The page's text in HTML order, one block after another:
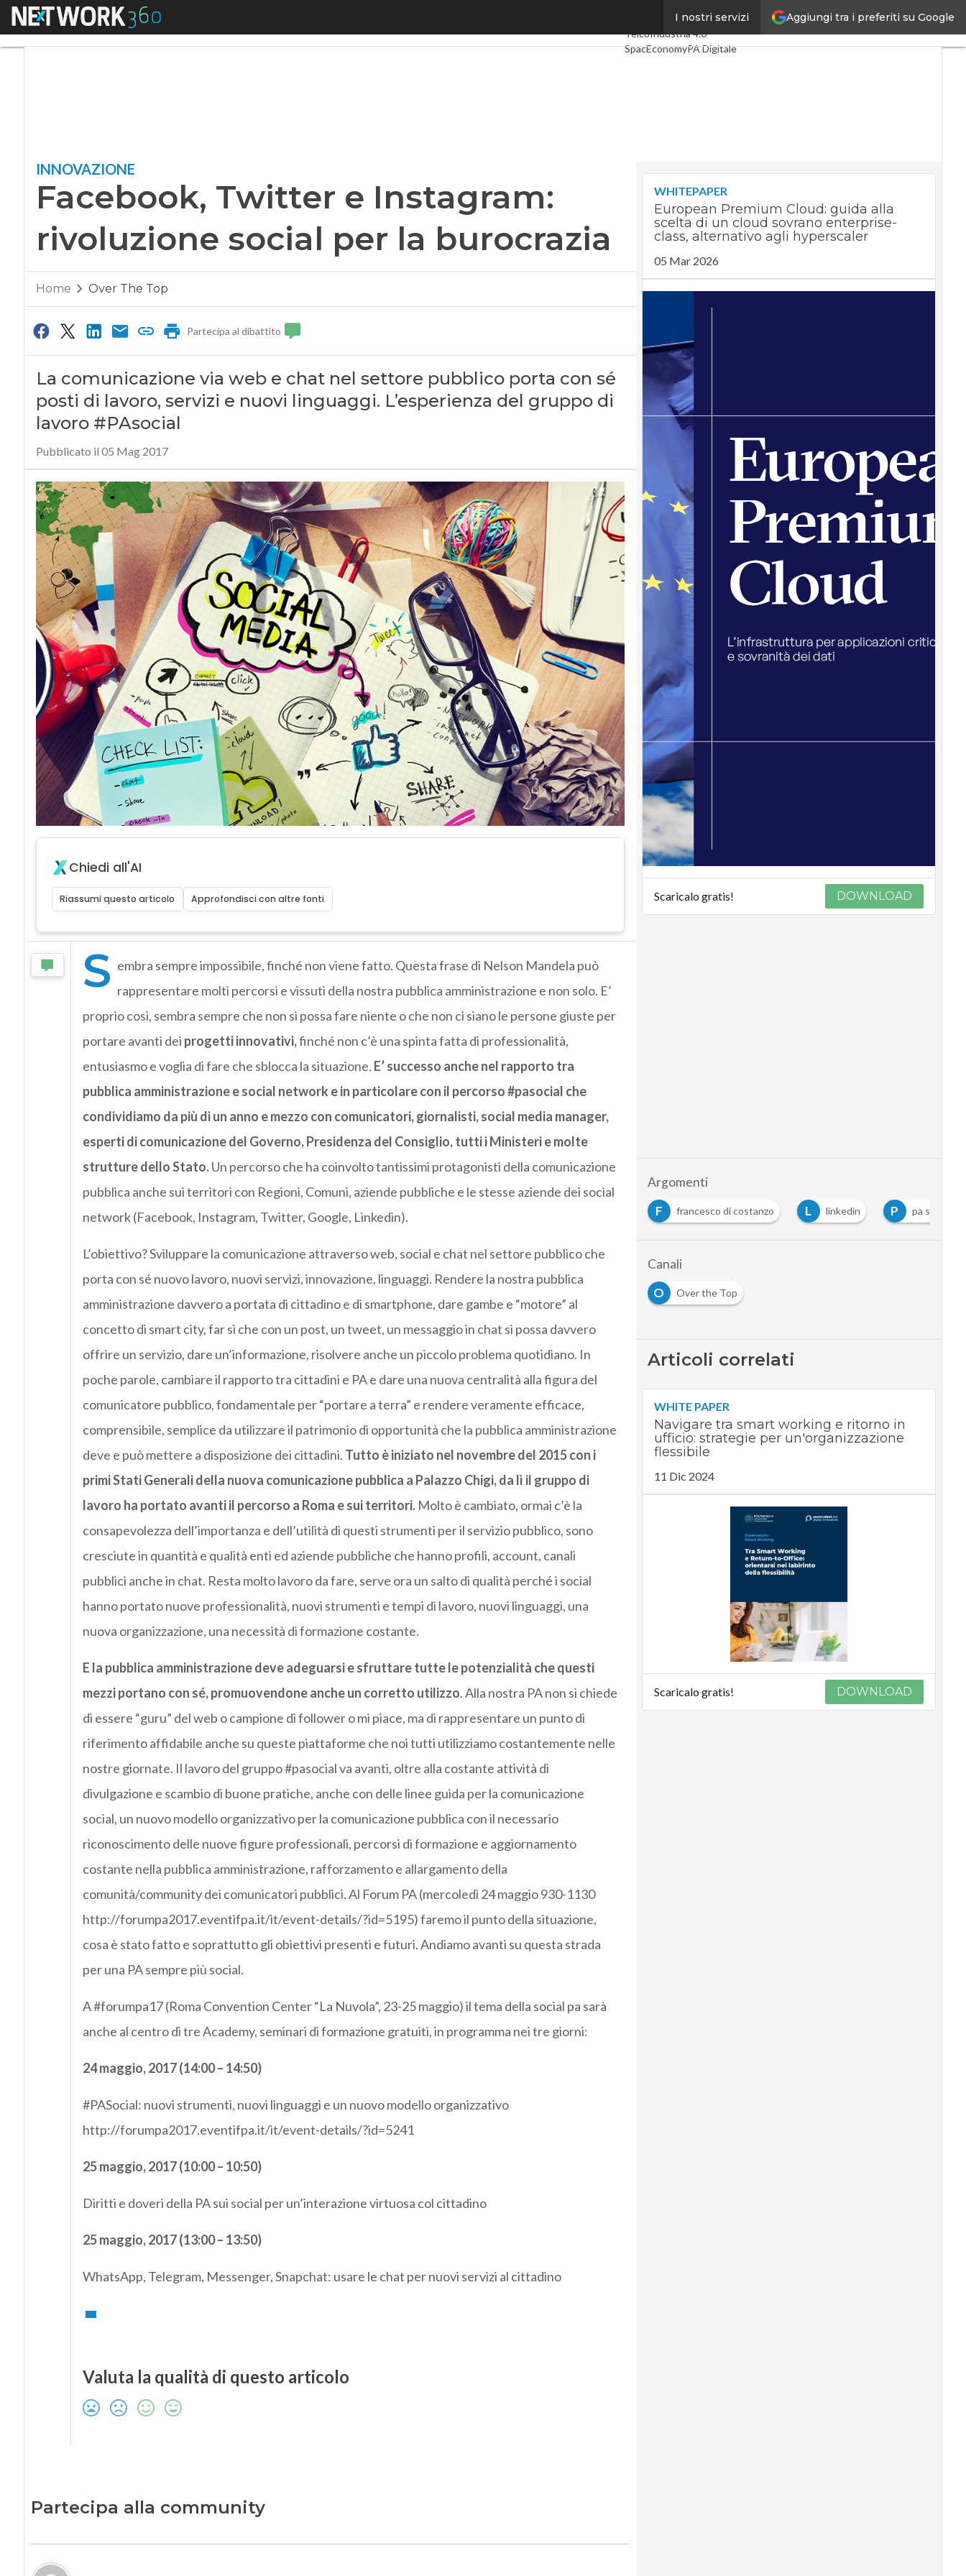
Aggiungi tra i preferiti su Google
I nostri servizi
Menu Ultimi articoliDigital Economy
TelcoIndustria 4.0
SpacEconomyPA Digitale
INNOVAZIONE
Facebook, Twitter e Instagram:
rivoluzione social per la burocrazia
Home Over The Top
Partecipa al dibattito
La comunicazione via web e chat nel settore pubblico porta con sé
posti di lavoro, servizi e nuovi linguaggi. L’esperienza del gruppo di
lavoro #PAsocial
Pubblicato il 05 Mag 2017
Chiedi all'AI
Riassumi questo articolo Approfondisci con altre fonti
S embra sempre impossibile, finché non viene fatto. Questa frase di Nelson Mandela può
rappresentare molti percorsi e vissuti della nostra pubblica amministrazione e non solo. E’
proprio così, sembra sempre che non si possa fare niente o che non ci siano le persone giuste per
portare avanti dei progetti innovativi,finché non c’è una spinta fatta di professionalità,
entusiasmo e voglia di fare che sblocca la situazione. E’ successo anche nel rapporto tra
pubblica amministrazione e social network e in particolare con il percorso #pasocial che
condividiamo da più di un anno e mezzo con comunicatori, giornalisti, social media manager,
esperti di comunicazione del Governo, Presidenza del Consiglio, tutti i Ministeri e molte
strutture dello Stato.Un percorso che ha coinvolto tantissimi protagonisti della comunicazione
pubblica anche sui territori con Regioni, Comuni, aziende pubbliche e le stesse aziende dei social
network (Facebook, Instagram, Twitter, Google, Linkedin).
L’obiettivo? Sviluppare la comunicazione attraverso web, social e chat nel settore pubblico che
porta con sé nuovo lavoro, nuovi servizi, innovazione, linguaggi. Rendere la nostra pubblica
amministrazione davvero a portata di cittadino e di smartphone, dare gambe e “motore” al
concetto di smart city, far sì che con un post, un tweet, un messaggio in chat si possa davvero
offrire un servizio, dare un’informazione, risolvere anche un piccolo problema quotidiano. In
poche parole, cambiare il rapporto tra cittadini e PA e dare una nuova centralità alla figura del
comunicatore pubblico, fondamentale per “portare a terra” e rendere veramente efficace,
comprensibile, semplice da utilizzare il patrimonio di opportunità che la pubblica amministrazione
deve e può mettere a disposizione dei cittadini. Tutto è iniziato nel novembre del 2015 con i
primi Stati Generali della nuova comunicazione pubblica a Palazzo Chigi, da lì il gruppo di
lavoro ha portato avanti il percorso a Roma e sui territori. Molto è cambiato, ormai c’è la
consapevolezza dell’importanza e dell’utilità di questi strumenti per il servizio pubblico, sono
cresciute in quantità e qualità enti ed aziende pubbliche che hanno profili, account, canali
pubblici anche in chat. Resta molto lavoro da fare, serve ora un salto di qualità perché i social
hanno portato nuove professionalità, nuovi strumenti e tempi di lavoro, nuovi linguaggi, una
nuova organizzazione, una necessità di formazione costante.
E la pubblica amministrazione deve adeguarsi e sfruttare tutte le potenzialità che questi
mezzi portano con sé, promuovendone anche un corretto utilizzo. Alla nostra PA non si chiede
di essere “guru” del web o campione di follower o mi piace, ma di rappresentare un punto di
riferimento affidabile anche su queste piattaforme che noi tutti utilizziamo costantemente nelle
nostre giornate. Il lavoro del gruppo #pasocial va avanti, oltre alla costante attività di
divulgazione e scambio di buone pratiche, anche con delle linee guida per la comunicazione
social, un nuovo modello organizzativo per la comunicazione pubblica con il necessario
riconoscimento delle nuove figure professionali, percorsi di formazione e aggiornamento
costante nella pubblica amministrazione, rafforzamento e allargamento della
comunità/community dei comunicatori pubblici. Al Forum PA (mercoledì 24 maggio 930-1130
http://forumpa2017.eventifpa.it/it/event-details/?id=5195) faremo il punto della situazione,
cosa è stato fatto e soprattutto gli obiettivi presenti e futuri. Andiamo avanti su questa strada
per una PA sempre più social.
A #forumpa17 (Roma Convention Center “La Nuvola”, 23-25 maggio) il tema della social pa sarà
anche al centro di tre Academy, seminari di formazione gratuiti, in programma nei tre giorni:
24 maggio, 2017 (14:00 – 14:50)
#PASocial: nuovi strumenti, nuovi linguaggi e un nuovo modello organizzativo
http://forumpa2017.eventifpa.it/it/event-details/?id=5241
25 maggio, 2017 (10:00 – 10:50)
Diritti e doveri della PA sui social per un’interazione virtuosa col cittadino
25 maggio, 2017 (13:00 – 13:50)
WhatsApp, Telegram, Messenger, Snapchat: usare le chat per nuovi servizi al cittadino
Valuta la qualità di questo articolo
Partecipa alla community
WHITEPAPER
European Premium Cloud: guida alla
scelta di un cloud sovrano enterprise-
class, alternativo agli hyperscaler
05 Mar 2026
Scaricalo gratis! DOWNLOAD
Argomenti
F francesco di costanzo L linkedin P pa social
Canali
O
Over the Top
Articoli correlati
WHITE PAPER
Navigare tra smart working e ritorno in
ufficio: strategie per un'organizzazione
flessibile
11 Dic 2024
Scaricalo gratis! DOWNLOAD